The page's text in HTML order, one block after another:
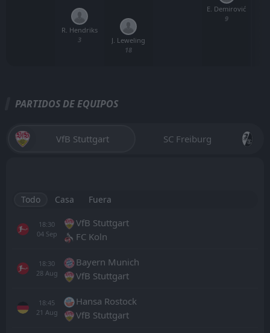
R. Hendriks
3
J. Leweling
18
E. Demirović
9
PARTIDOS DE EQUIPOS
VfB Stuttgart SC Freiburg
Todo Casa Fuera
18:30
04 Sep
VfB Stuttgart
FC Koln
18:30
28 Aug
Bayern Munich
VfB Stuttgart
18:45
21 Aug
Hansa Rostock
VfB Stuttgart